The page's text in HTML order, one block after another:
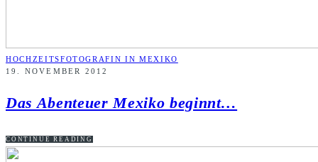
HOCHZEITSFOTOGRAFIN IN MEXIKO
19. NOVEMBER 2012
Das Abenteuer Mexiko beginnt…
CONTINUE READING